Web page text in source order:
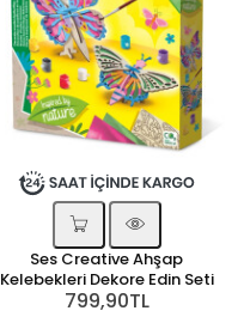
Ses Creative Ahşap
Kelebekleri Dekore Edin Seti
799,90TL